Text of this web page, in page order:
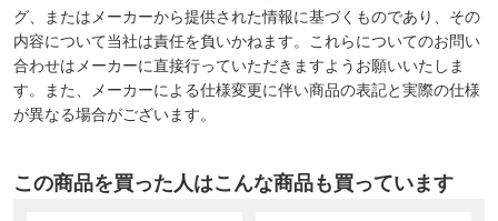
グ、またはメーカーから提供された情報に基づくものであり、その
内容について当社は責任を負いかねます。これらについてのお問い
合わせはメーカーに直接行っていただきますようお願いいたしま
す。また、メーカーによる仕様変更に伴い商品の表記と実際の仕様
が異なる場合がございます。
この商品を買った人はこんな商品も買っています